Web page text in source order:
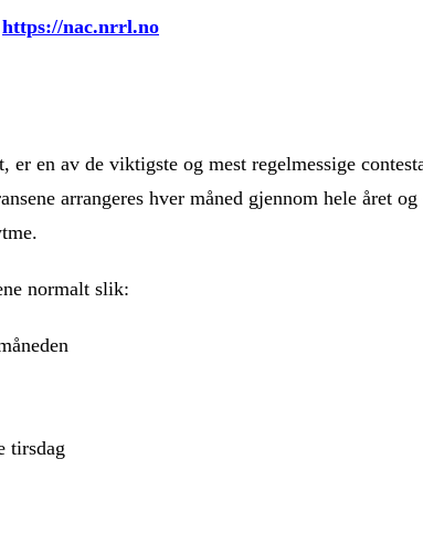
https://nac.nrrl.no
en av de viktigste og mest regelmessige
arrangeres hver måned gjennom hele året
normalt slik:
tirsdag